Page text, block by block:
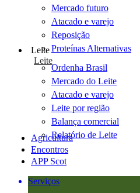
Mercado futuro
Atacado e varejo
Reposição
Proteínas Alternativas
Leite
Leite
Ordenha Brasil
Mercado do Leite
Atacado e varejo
Leite por região
Balança comercial
Relatório de Leite
Agricultura
Encontros
APP Scot
Serviços